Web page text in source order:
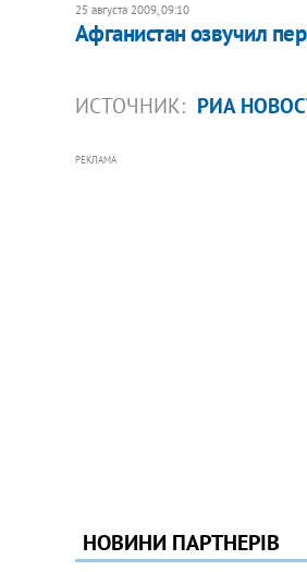
25 августа 2009, 09:10
Афганистан озвучил
ИСТОЧНИК: РИА
РЕКЛАМА